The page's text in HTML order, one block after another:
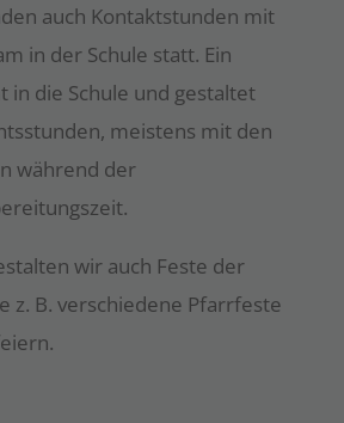
auch Kontaktstunden mit
in der Schule statt. Ein
in die Schule und gestaltet
meistens mit den
während der
wir auch Feste der
z. B. verschiedene Pfarrfeste